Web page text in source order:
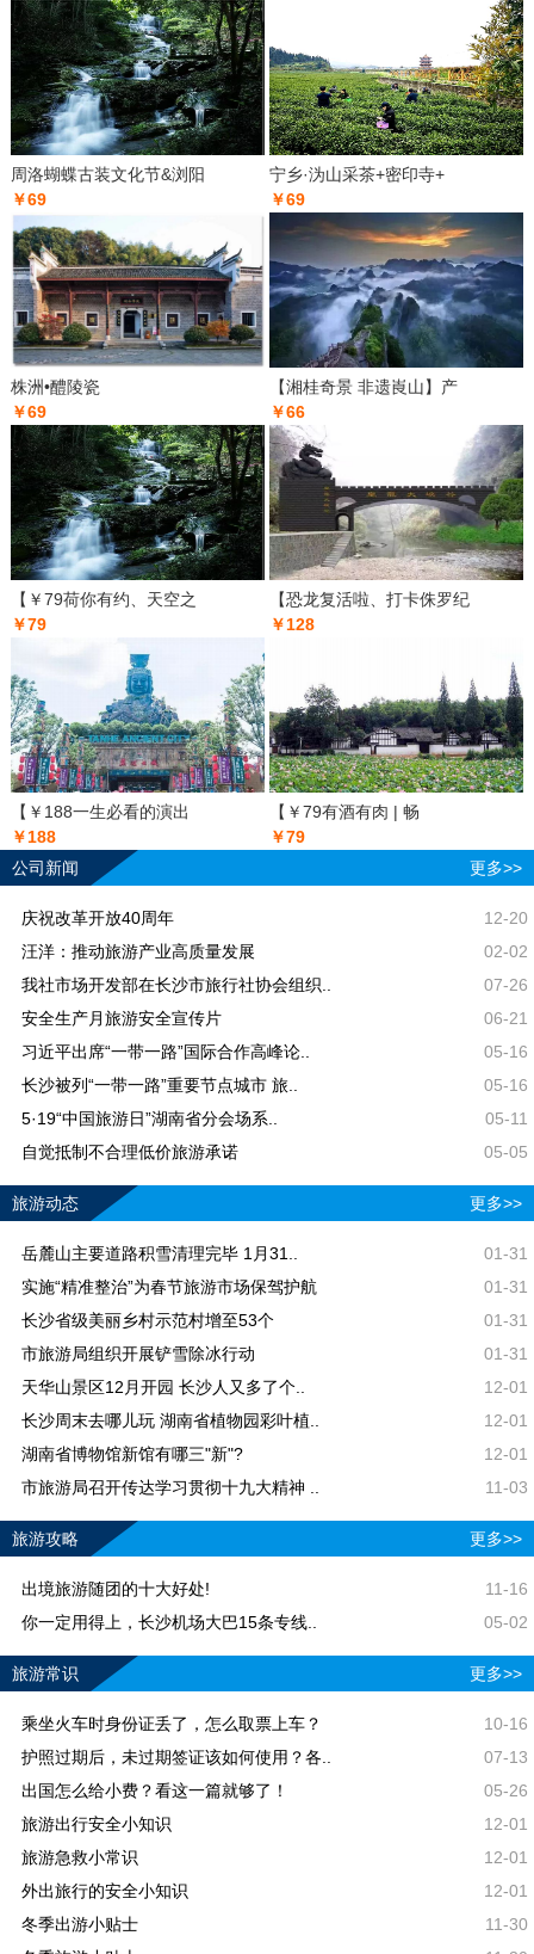
周洛蝴蝶古装文化节&浏阳
￥69
宁乡·沩山采茶+密印寺+
￥69
株洲•醴陵瓷
￥69
【湘桂奇景 非遗崀山】产
￥66
【￥79荷你有约、天空之
￥79
【恐龙复活啦、打卡侏罗纪
￥128
【￥188一生必看的演出
￥188
【￥79有酒有肉 | 畅
￥79
公司新闻
更多>>
庆祝改革开放40周年
12-20
汪洋：推动旅游产业高质量发展
02-02
我社市场开发部在长沙市旅行社协会组织..
07-26
安全生产月旅游安全宣传片
06-21
习近平出席“一带一路”国际合作高峰论..
05-16
长沙被列“一带一路”重要节点城市 旅..
05-16
5·19“中国旅游日”湖南省分会场系..
05-11
自觉抵制不合理低价旅游承诺
05-05
旅游动态 更多>>
岳麓山主要道路积雪清理完毕 1月31..
01-31
实施“精准整治”为春节旅游市场保驾护航
01-31
长沙省级美丽乡村示范村增至53个
01-31
市旅游局组织开展铲雪除冰行动
01-31
天华山景区12月开园 长沙人又多了个..
12-01
长沙周末去哪儿玩 湖南省植物园彩叶植..
12-01
湖南省博物馆新馆有哪三"新"?
12-01
市旅游局召开传达学习贯彻十九大精神 ..
11-03
旅游攻略 更多>>
出境旅游随团的十大好处!
11-16
你一定用得上，长沙机场大巴15条专线..
05-02
旅游常识 更多>>
乘坐火车时身份证丢了，怎么取票上车？
10-16
护照过期后，未过期签证该如何使用？各..
07-13
出国怎么给小费？看这一篇就够了！
05-26
旅游出行安全小知识
12-01
旅游急救小常识
12-01
外出旅行的安全小知识
12-01
冬季出游小贴士
11-30